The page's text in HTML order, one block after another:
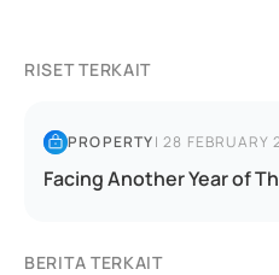
RISET TERKAIT
PROPERTY|28 FEBRUARY
Facing Another Year of
BERITA TERKAIT